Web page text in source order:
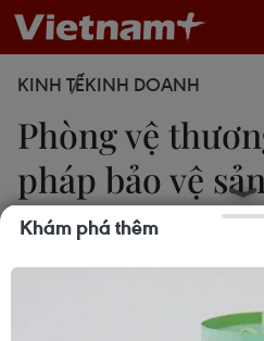
KINH TẾKINH DOANH
Phòng vệ
pháp bảo vệ
nước
Khám phá thêm